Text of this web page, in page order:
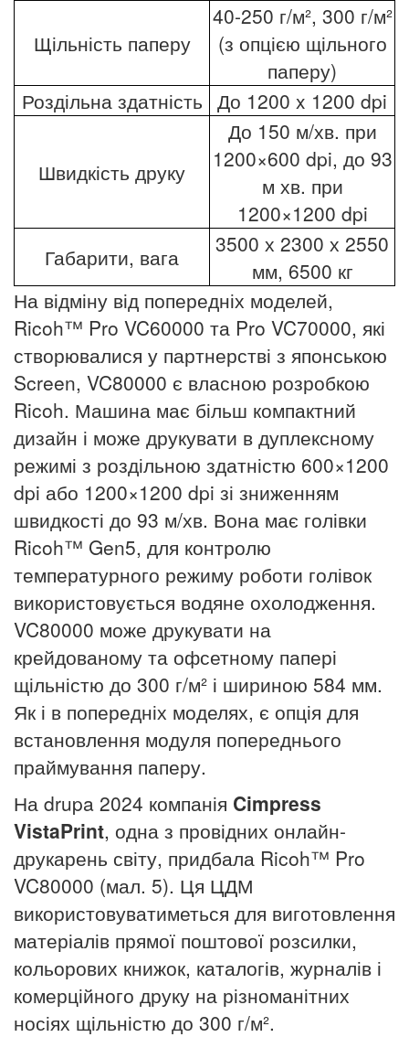
Щільність паперу
40-250 г/м², 300 г/м²
(з опцією щільного
паперу)
Роздільна здатність До 1200 x 1200 dpi
Швидкість друку
До 150 м/хв. при
1200×600 dpi, до 93
м хв. при
1200×1200 dpi
Габарити, вага
3500 х 2300 х 2550
мм, 6500 кг
На відміну від попередніх моделей,
Ricoh™ Pro VC60000 та Pro VC70000, які
створювалися у партнерстві з японською
Screen, VC80000 є власною розробкою
Ricoh. Машина має більш компактний
дизайн і може друкувати в дуплексному
режимі з роздільною здатністю 600×1200
dpi або 1200×1200 dpi зі зниженням
швидкості до 93 м/хв. Вона має голівки
Ricoh™ Gen5, для контролю
температурного режиму роботи голівок
використовується водяне охолодження.
VC80000 може друкувати на
крейдованому та офсетному папері
щільністю до 300 г/м² і шириною 584 мм.
Як і в попередніх моделях, є опція для
встановлення модуля попереднього
праймування паперу.
На drupa 2024 компанія Cimpress
VistaPrint, одна з провідних онлайн-
друкарень світу, придбала Ricoh™ Pro
VC80000 (мал. 5). Ця ЦДМ
використовуватиметься для виготовлення
матеріалів прямої поштової розсилки,
кольорових книжок, каталогів, журналів і
комерційного друку на різноманітних
носіях щільністю до 300 г/м².